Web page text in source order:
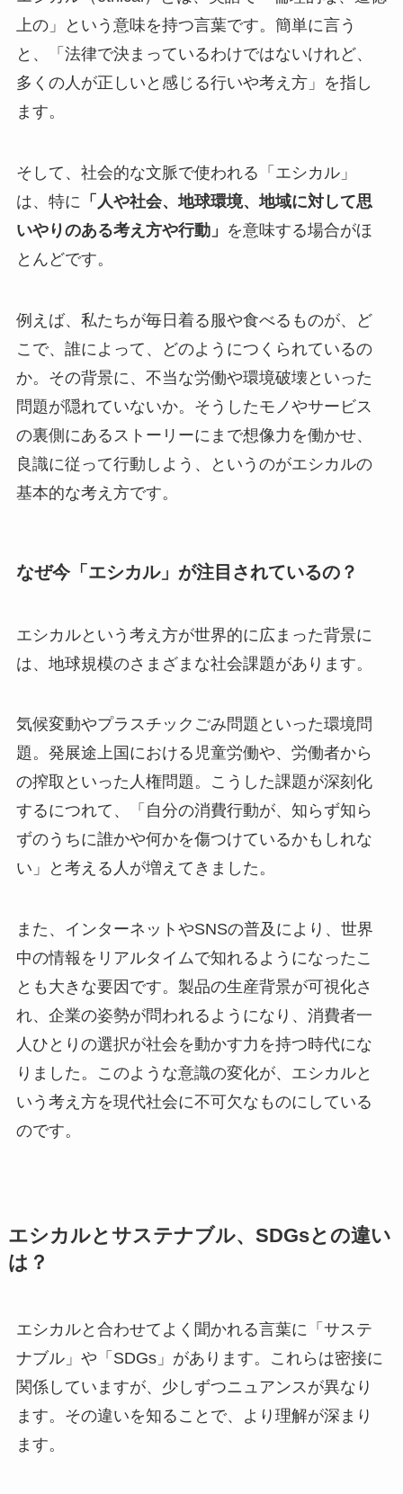
上の」という意味を持つ言葉です。簡単に言う
と、「法律で決まっているわけではないけれど、
多くの人が正しいと感じる行いや考え方」を指し
ます。
そして、社会的な文脈で使われる「エシカル」
は、特に 「人や社会、地球環境、地域に対して思
いやりのある考え方や行動」 を意味する場合がほ
とんどです。
例えば、私たちが毎日着る服や食べるものが、ど
こで、誰によって、どのようにつくられているの
か。その背景に、不当な労働や環境破壊といった
問題が隠れていないか。そうしたモノやサービス
の裏側にあるストーリーにまで想像力を働かせ、
良識に従って行動しよう、というのがエシカルの
基本的な考え方です。
なぜ今「エシカル」が注目されているの？
エシカルという考え方が世界的に広まった背景に
は、地球規模のさまざまな社会課題があります。
気候変動やプラスチックごみ問題といった環境問
題。発展途上国における児童労働や、労働者から
の搾取といった人権問題。こうした課題が深刻化
するにつれて、「自分の消費行動が、知らず知ら
ずのうちに誰かや何かを傷つけているかもしれな
い」と考える人が増えてきました。
また、インターネットやSNSの普及により、世界
中の情報をリアルタイムで知れるようになったこ
とも大きな要因です。製品の生産背景が可視化さ
れ、企業の姿勢が問われるようになり、消費者一
人ひとりの選択が社会を動かす力を持つ時代にな
りました。このような意識の変化が、エシカルと
いう考え方を現代社会に不可欠なものにしている
のです。
エシカルとサステナブル、SDGsとの違い
は？
エシカルと合わせてよく聞かれる言葉に「サステ
ナブル」や「SDGs」があります。これらは密接に
関係していますが、少しずつニュアンスが異なり
ます。その違いを知ることで、より理解が深まり
ます。